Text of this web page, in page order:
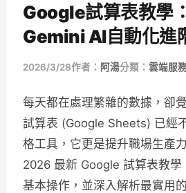
Google試算表教學
Gemini AI自動化進
2026/3/28作者： 阿湯分類： 雲端服
每天都在處理繁雜的數據，卻
試算表 (Google Sheets) 已經
格工具，它更是提升職場生產
2026 最新 Google 試算表教學
基本操作，並深入解析最實用